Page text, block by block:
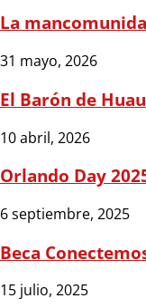
La
31 mayo, 2026
El Barón de
10 abril, 2026
Orlando Day
6 septiembre, 2025
Beca
15 julio, 2025